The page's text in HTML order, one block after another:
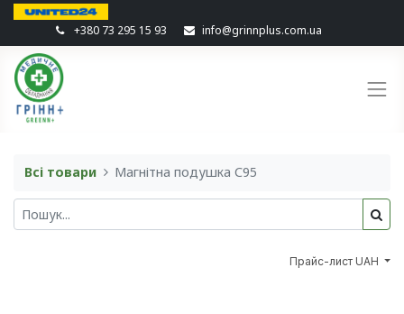
+380 73 295 15 93 info@grinnplus.com.ua
Всі товари Магнітна подушка C95
Прайс-лист UAH